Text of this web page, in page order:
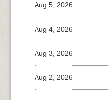
Aug 5, 2026
Aug 4, 2026
Aug 3, 2026
Aug 2, 2026